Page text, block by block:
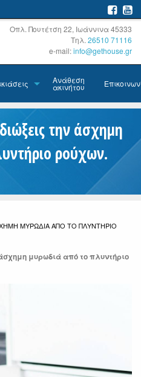
Οπλ. Πουτέτση 22, Ιωάννινα 45333
Τηλ. 26510 71116
e-mail:info@gethouse.gr
Ανάθεση
ακινήτου
την άσχημη
ρούχων.
ΜΥΡΩΔΙΆ ΑΠΌ ΤΟ ΠΛΥΝΤΉΡΙΟ
μυρωδιά από το πλυντήριο